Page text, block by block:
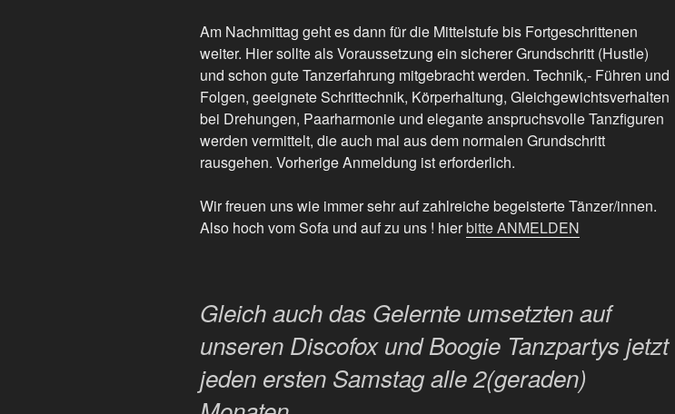
Am Nachmittag geht es dann für die Mittelstufe bis Fortgeschrittenen
weiter. Hier sollte als Voraussetzung ein sicherer Grundschritt (Hustle)
und schon gute Tanzerfahrung mitgebracht werden. Technik,- Führen und
Folgen, geeignete Schrittechnik, Körperhaltung, Gleichgewichtsverhalten
bei Drehungen, Paarharmonie und elegante anspruchsvolle Tanzfiguren
werden vermittelt, die auch mal aus dem normalen Grundschritt
rausgehen. Vorherige Anmeldung ist erforderlich.
Wir freuen uns wie immer sehr auf zahlreiche begeisterte Tänzer/innen.
Also hoch vom Sofa und auf zu uns ! hierbitte ANMELDEN
Gleich auch das Gelernte umsetzten auf
unseren Discofox und Boogie Tanzpartys jetzt
jeden ersten Samstag alle 2(geraden)